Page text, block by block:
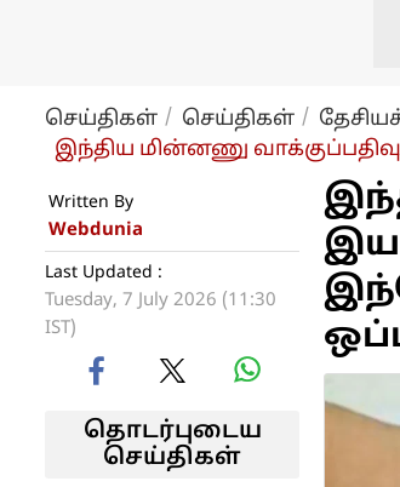
செய்திகள் செய்திகள்
இந்திய மின்னணு
Written By
Webdunia
Last Updated :
Tuesday, 7 July 2026 (11:30
IST)
தொடர்புடைய
செய்திகள்